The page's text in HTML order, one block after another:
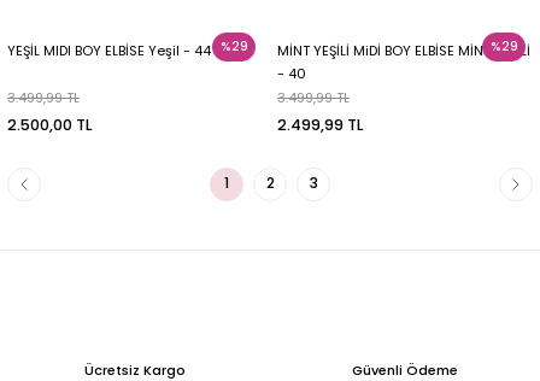
%29
YEŞİL MIDI BOY ELBİSE Yeşil - 44
3.499,99 TL
2.500,00 TL
%29
MİNT YEŞİLİ MiDİ BOY ELBİSE MİNT YEŞİLİ
- 40
3.499,99 TL
2.499,99 TL
1 2 3
Ücretsiz Kargo Güvenli Ödeme